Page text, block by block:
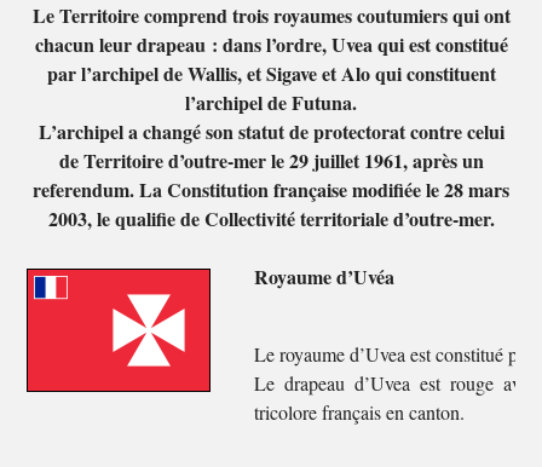
Le Territoire comprend trois royaumes coutumiers qui ont
chacun leur drapeau : dans l’ordre, Uvea qui est constitué
par l’archipel de Wallis, et Sigave et Alo qui constituent
l’archipel de Futuna.
L’archipel a changé son statut de protectorat contre celui
de Territoire d’outre-mer le 29 juillet 1961, après un
referendum. La Constitution française modifiée le 28 mars
2003, le qualifie de Collectivité territoriale d’outre-mer.
Royaume d’Uvéa
Le royaume d’Uvea est constitué
Le drapeau d’Uvea est rouge
tricolore français en canton.